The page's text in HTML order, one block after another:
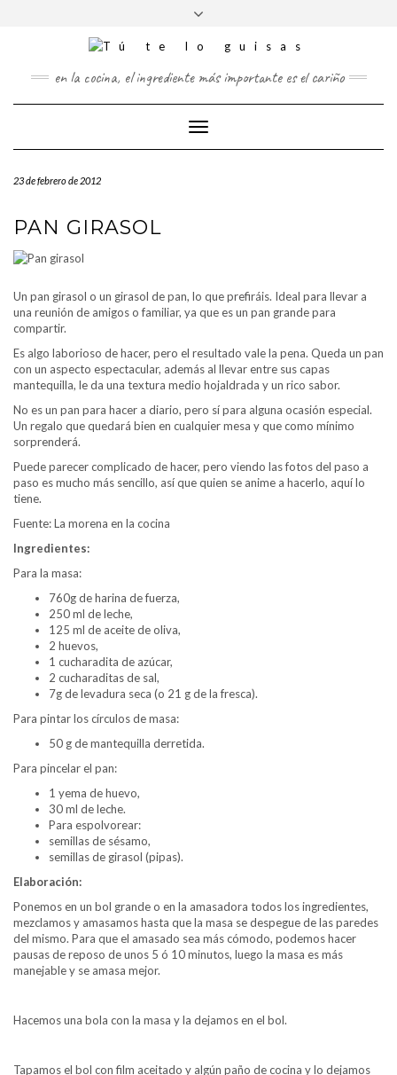
TWITTERPINTEREST
cabecera
en la cocina, el ingrediente más importante es el cariño
Cambiar
modo
23 de febrero de 2012
PAN GIRASOL
Un pan girasol o un girasol de pan, lo que prefiráis. Ideal para llevar a
una reunión de amigos o familiar, ya que es un pan grande para
compartir.
Es algo laborioso de hacer, pero el resultado vale la pena. Queda un pan
con un aspecto espectacular, además al llevar entre sus capas
mantequilla, le da una textura medio hojaldrada y un rico sabor.
No es un pan para hacer a diario, pero sí para alguna ocasión especial.
Un regalo que quedará bien en cualquier mesa y que como mínimo
sorprenderá.
Puede parecer complicado de hacer, pero viendo las fotos del paso a
paso es mucho más sencillo, así que quien se anime a hacerlo, aquí lo
tiene.
Fuente: La morena en la cocina
Ingredientes:
Para la masa:
760g de harina de fuerza,
250 ml de leche,
125 ml de aceite de oliva,
2 huevos,
1 cucharadita de azúcar,
2 cucharaditas de sal,
7g de levadura seca (o 21 g de la fresca).
Para pintar los círculos de masa:
50 g de mantequilla derretida.
Para pincelar el pan:
1 yema de huevo,
30 ml de leche.
Para espolvorear:
semillas de sésamo,
semillas de girasol (pipas).
Elaboración:
Ponemos en un bol grande o en la amasadora todos los ingredientes,
mezclamos y amasamos hasta que la masa se despegue de las paredes
del mismo. Para que el amasado sea más cómodo, podemos hacer
pausas de reposo de unos 5 ó 10 minutos, luego la masa es más
manejable y se amasa mejor.
Hacemos una bola con la masa y la dejamos en el bol.
Tapamos el bol con film aceitado y algún paño de cocina y lo dejamos